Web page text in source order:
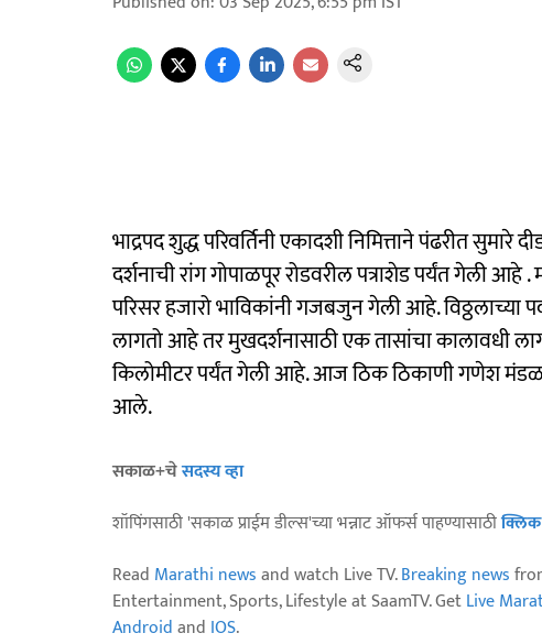
भाद्रपद शुद्ध परिवर्तिनी एकादशी निमित्ताने पंढरीत
दर्शनाची रांग गोपाळपूर रोडवरील पत्राशेड पर्यंत गेली आहे .
परिसर हजारो भाविकांनी गजबजुन गेली आहे. विठ्ठलाच्या
लागतो आहे तर मुखदर्शनासाठी एक तासांचा कालावधी
किलोमीटर पर्यंत गेली आहे. आज ठिक ठिकाणी गणेश
आले.
सकाळ+चेसदस्य व्हा
शॉपिंगसाठी 'सकाळ प्राईम डील्स'च्या भन्नाट ऑफर्स पाहण्यासाठी
Read Marathi newsand watch Live TV.Breaking news
Entertainment, Sports, Lifestyle at SaamTV. GetLive
Androidand IOS.